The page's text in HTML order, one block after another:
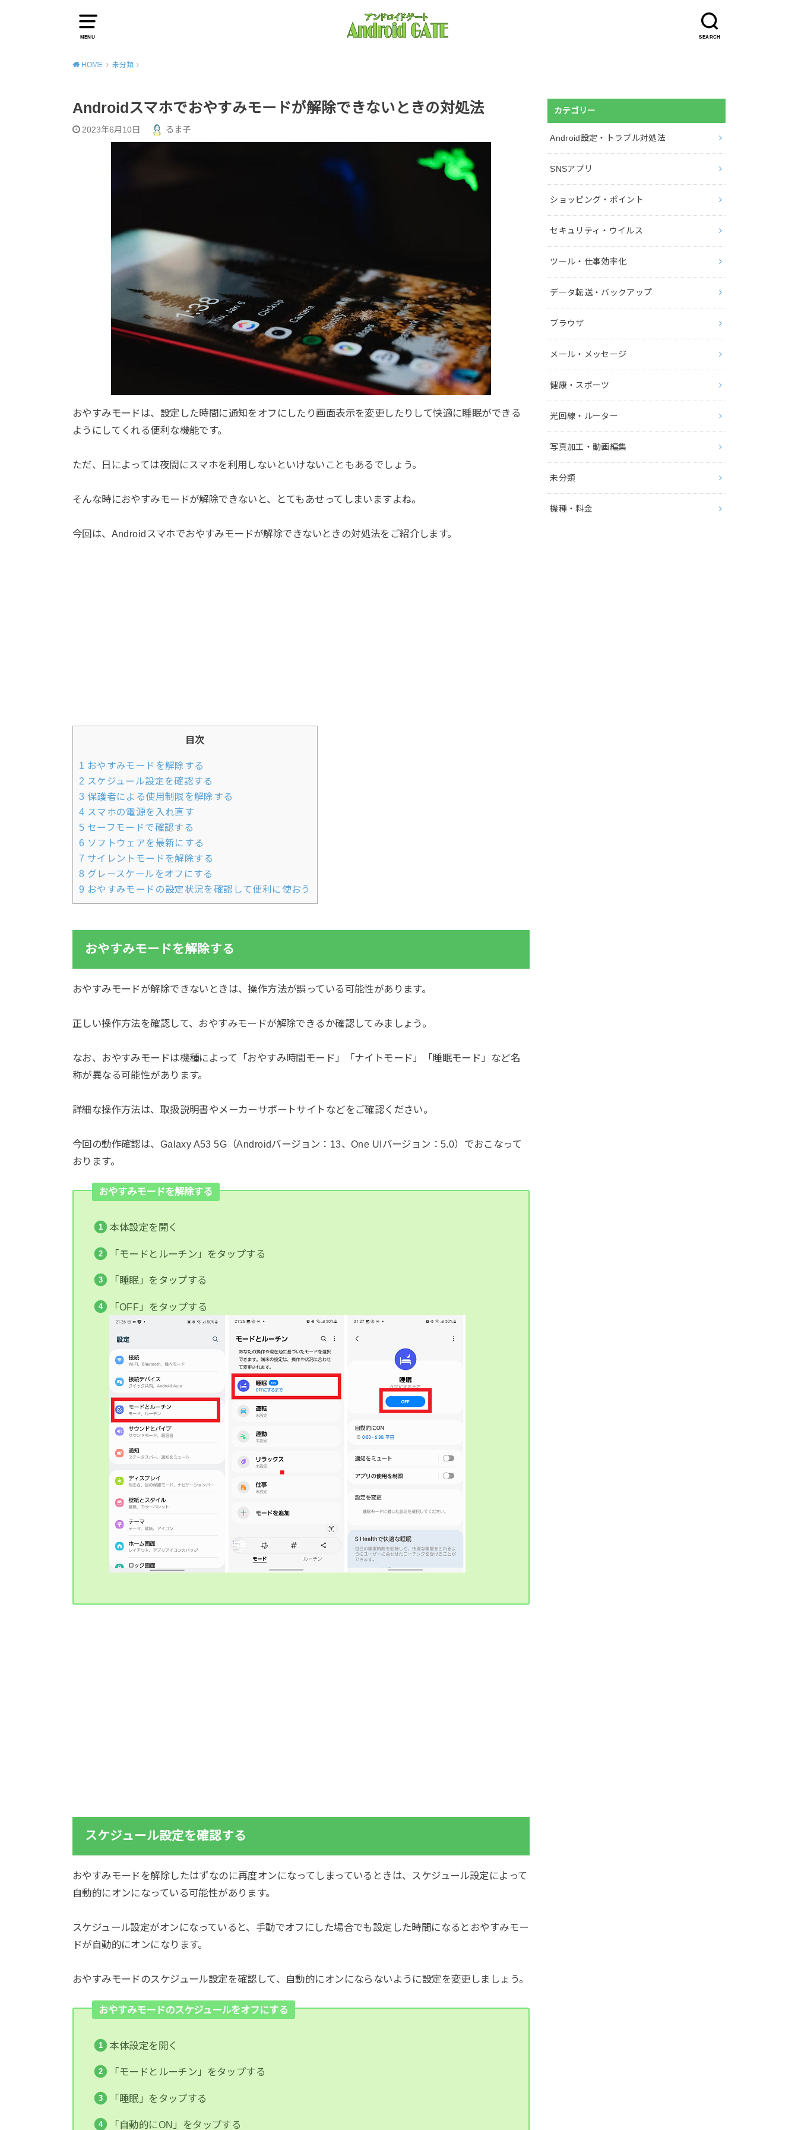
MENU SEARCH
HOME 未分類
Androidスマホでおやすみモードが解除できないときの対処法
2023年6月10日 るま子
おやすみモードは、設定した時間に通知をオフにしたり画面表示を変更したりして快適に睡眠ができる
ようにしてくれる便利な機能です。
ただ、日によっては夜間にスマホを利用しないといけないこともあるでしょう。
そんな時におやすみモードが解除できないと、とてもあせってしまいますよね。
今回は、Androidスマホでおやすみモードが解除できないときの対処法をご紹介します。
目次
1 おやすみモードを解除する
2 スケジュール設定を確認する
3 保護者による使用制限を解除する
4 スマホの電源を入れ直す
5 セーフモードで確認する
6 ソフトウェアを最新にする
7 サイレントモードを解除する
8 グレースケールをオフにする
9 おやすみモードの設定状況を確認して便利に使おう
おやすみモードを解除する
おやすみモードが解除できないときは、操作方法が誤っている可能性があります。
正しい操作方法を確認して、おやすみモードが解除できるか確認してみましょう。
なお、おやすみモードは機種によって「おやすみ時間モード」「ナイトモード」「睡眠モード」など名
称が異なる可能性があります。
詳細な操作方法は、取扱説明書やメーカーサポートサイトなどをご確認ください。
今回の動作確認は、Galaxy A53 5G（Androidバージョン：13、One UIバージョン：5.0）でおこなって
おります。
おやすみモードを解除する
本体設定を開く
「モードとルーチン」をタップする
「睡眠」をタップする
「OFF」をタップする
スケジュール設定を確認する
おやすみモードを解除したはずなのに再度オンになってしまっているときは、スケジュール設定によって
自動的にオンになっている可能性があります。
スケジュール設定がオンになっていると、手動でオフにした場合でも設定した時間になるとおやすみモー
ドが自動的にオンになります。
おやすみモードのスケジュール設定を確認して、自動的にオンにならないように設定を変更しましょう。
おやすみモードのスケジュールをオフにする
本体設定を開く
「モードとルーチン」をタップする
「睡眠」をタップする
「自動的にON」をタップする
カテゴリー
Android設定・トラブル対処法
SNSアプリ
ショッピング・ポイント
セキュリティ・ウイルス
ツール・仕事効率化
データ転送・バックアップ
ブラウザ
メール・メッセージ
健康・スポーツ
光回線・ルーター
写真加工・動画編集
未分類
機種・料金